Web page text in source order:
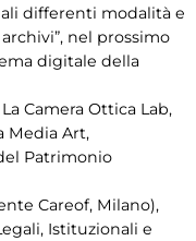
differenti modalità e
nel prossimo
digitale della
Camera Ottica Lab,
Media Art,
Patrimonio
Careof, Milano),
Istituzionali e